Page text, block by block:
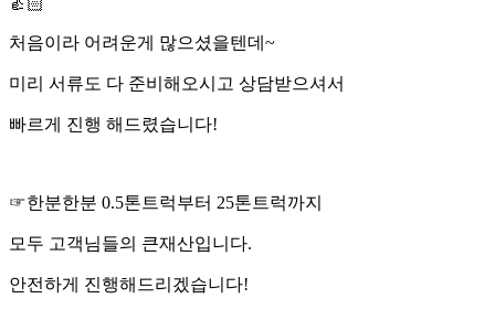
👍🏻
처음이라 어려운게 많으셨을텐데~
미리 서류도 다 준비해오시고 상담받으셔서
빠르게 진행 해드렸습니다!
☞한분한분 0.5톤트럭부터 25톤트럭까지
모두 고객님들의 큰재산입니다.
안전하게 진행해드리겠습니다!